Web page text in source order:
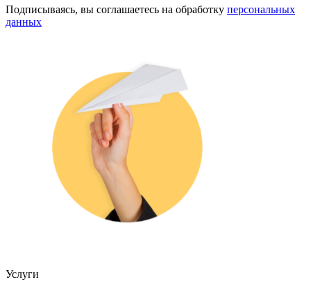
Подписываясь, вы соглашаетесь на обработку персональных
данных
Услуги